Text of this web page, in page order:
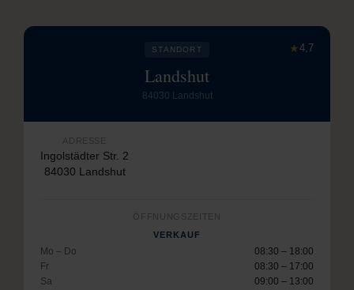
★4,7
STANDORT
Landshut
84030 Landshut
ADRESSE
Ingolstädter Str. 2
84030 Landshut
ÖFFNUNGSZEITEN
VERKAUF
Mo – Do
08:30 – 18:00
Fr
08:30 – 17:00
Sa
09:00 – 13:00